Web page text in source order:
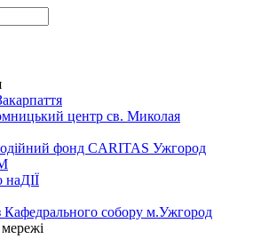
центр св. Миколая
фонд CARITAS Ужгород
Кафедрального собору м.Ужгород